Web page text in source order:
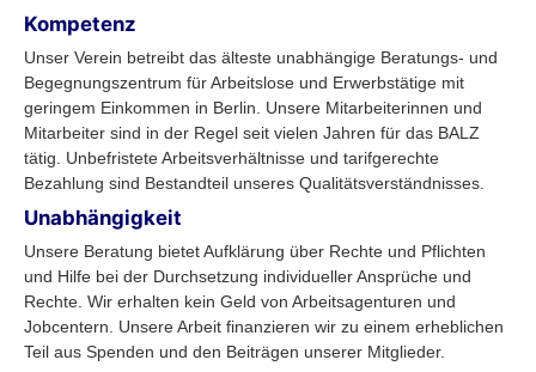
Kompetenz
Unser Verein betreibt das älteste unabhängige Beratungs- und
Begegnungszentrum für Arbeitslose und Erwerbstätige mit
geringem Einkommen in Berlin. Unsere Mitarbeiterinnen und
Mitarbeiter sind in der Regel seit vielen Jahren für das BALZ
tätig. Unbefristete Arbeitsverhältnisse und tarifgerechte
Bezahlung sind Bestandteil unseres Qualitätsverständnisses.
Unabhängigkeit
Unsere Beratung bietet Aufklärung über Rechte und Pflichten
und Hilfe bei der Durchsetzung individueller Ansprüche und
Rechte. Wir erhalten kein Geld von Arbeitsagenturen und
Jobcentern. Unsere Arbeit finanzieren wir zu einem erheblichen
Teil aus Spenden und den Beiträgen unserer Mitglieder.